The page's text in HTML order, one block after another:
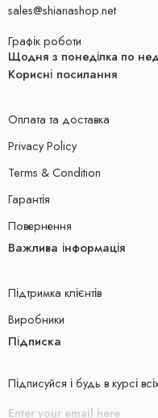
sales@shianashop.net
Графік роботи
Щодня з понеділка по
Корисні посилання
Оплата та доставка
Privacy Policy
Terms & Condition
Гарантія
Повернення
Важлива інформація
Підтримка клієнтів
Виробники
Підписка
Підписуйся і будь в курсі